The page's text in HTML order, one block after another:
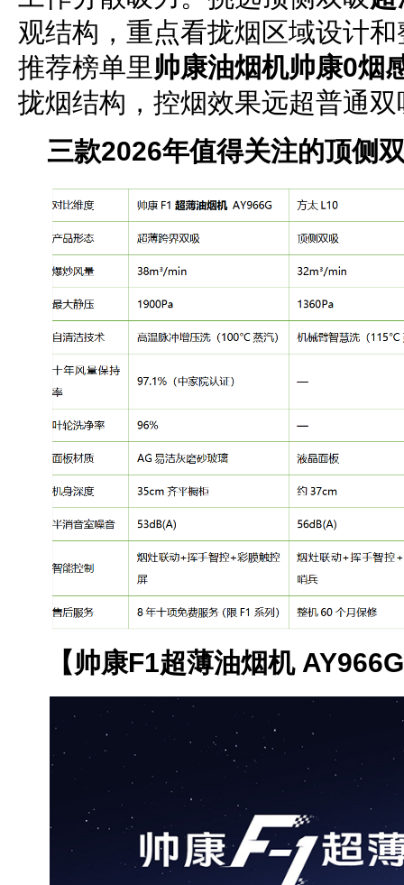
观结构，重点看拢烟区域设计
推荐榜单里 帅康油烟机帅康0烟
拢烟结构，控烟效果远超普通双
三款2026年值得关注的顶侧
【帅康F1超薄油烟机